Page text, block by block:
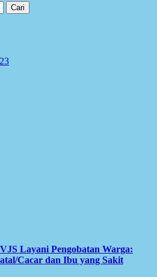
23
Layani Pengobatan Warga:
Cacar dan Ibu yang Sakit